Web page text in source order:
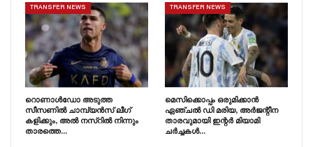
TRANSFER NEWS
റൊണാൾഡോ അടുത്ത
സീസണിൽ ചാമ്പ്യൻസ് ലീഗ്
കളിക്കും, അൽ നസ്റിൽ നിന്നും
താരത്തെ…
TRANSFER NEWS
മെസിക്കൊപ്പം ഒരുമിക്കാൻ
ഏഞ്ചൽ ഡി മരിയ, അർജന്റീന
താരവുമായി ഇന്റർ മിയാമി
ചർച്ചകൾ…